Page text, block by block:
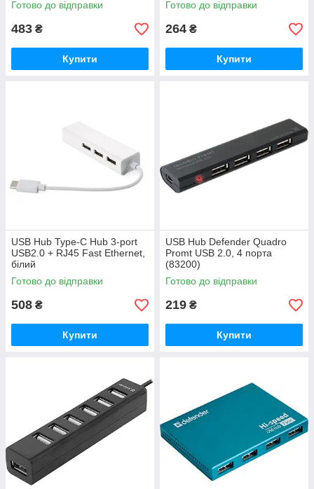
Готово до відправки
483 ₴
Купити
Готово до відправки
264 ₴
Купити
USB Hub Type-C Hub 3-port
USB2.0 + RJ45 Fast Ethernet,
білий
Готово до відправки
508 ₴
Купити
USB Hub Defender Quadro
Promt USB 2.0, 4 порта
(83200)
Готово до відправки
219 ₴
Купити